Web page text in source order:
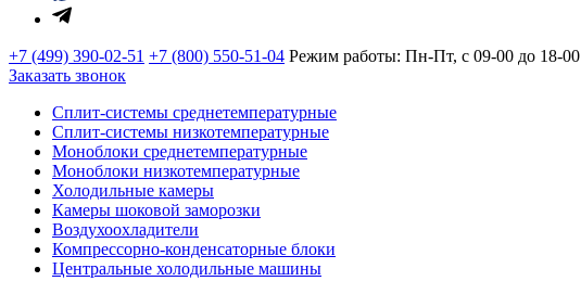
+7 (499) 390-02-51 +7 (800) 550-51-04 Режим работы: Пн-Пт, с 09-00 до 18-00
Заказать звонок
Сплит-системы среднетемпературные
Сплит-системы низкотемпературные
Моноблоки среднетемпературные
Моноблоки низкотемпературные
Холодильные камеры
Камеры шоковой заморозки
Воздухоохладители
Компрессорно-конденсаторные блоки
Центральные холодильные машины